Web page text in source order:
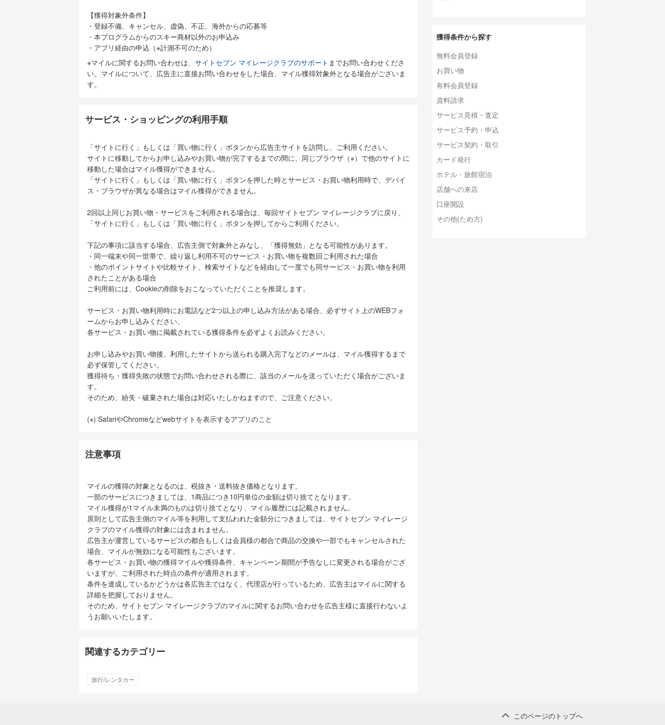
《安心・安全》
オンライン販売ながらコールセンターに経験豊富なオペレーターが在
籍。
営業時間中は電話対応可能です。
大雪による欠航や遅延などにも迅速に対応し、大手に劣らないサービス
を提供しています。
【獲得対象外条件】
・登録不備、キャンセル、虚偽、不正、海外からの応募等
・本プログラムからのスキー商材以外のお申込み
・アプリ経由の申込（※計測不可のため）
※マイルに関するお問い合わせは、 サイトセブン マイレージクラブのサポート までお問い合わせくださ
い。マイルについて、広告主に直接お問い合わせをした場合、マイル獲得対象外となる場合がございま
す。
サービス・ショッピングの利用手順
「サイトに行く」もしくは「買い物に行く」ボタンから広告主サイトを訪問し、ご利用ください。
サイトに移動してからお申し込みやお買い物が完了するまでの間に、同じブラウザ（※）で他のサイトに
移動した場合はマイル獲得ができません。
「サイトに行く」もしくは「買い物に行く」ボタンを押した時とサービス・お買い物利用時で、デバイ
ス・ブラウザが異なる場合はマイル獲得ができません。
2回以上同じお買い物・サービスをご利用される場合は、毎回サイトセブン マイレージクラブに戻り、
「サイトに行く」もしくは「買い物に行く」ボタンを押してからご利用ください。
下記の事項に該当する場合、広告主側で対象外とみなし、「獲得無効」となる可能性があります。
・同一端末や同一世帯で、繰り返し利用不可のサービス・お買い物を複数回ご利用された場合
・他のポイントサイトや比較サイト、検索サイトなどを経由して一度でも同サービス・お買い物を利用
されたことがある場合
ご利用前には、Cookieの削除をおこなっていただくことを推奨します。
サービス・お買い物利用時にお電話など2つ以上の申し込み方法がある場合、必ずサイト上のWEBフォ
ームからお申し込みください。
各サービス・お買い物に掲載されている獲得条件を必ずよくお読みください。
お申し込みやお買い物後、利用したサイトから送られる購入完了などのメールは、マイル獲得するまで
必ず保管してください。
獲得待ち・獲得失敗の状態でお問い合わせされる際に、該当のメールを送っていただく場合がございま
す。
そのため、紛失・破棄された場合は対応いたしかねますので、ご注意ください。
(※) SafariやChromeなどwebサイトを表示するアプリのこと
注意事項
マイルの獲得の対象となるのは、税抜き・送料抜き価格となります。
一部のサービスにつきましては、1商品につき10円単位の金額は切り捨てとなります。
マイル獲得が1マイル未満のものは切り捨てとなり、マイル履歴には記載されません。
原則として広告主側のマイル等を利用して支払われた金額分につきましては、サイトセブン マイレージ
クラブのマイル獲得の対象には含まれません。
広告主が運営しているサービスの都合もしくは会員様の都合で商品の交換や一部でもキャンセルされた
場合、マイルが無効になる可能性もございます。
各サービス・お買い物の獲得マイルや獲得条件、キャンペーン期間が予告なしに変更される場合がござ
いますが、ご利用された時点の条件が適用されます。
条件を達成しているかどうかは各広告主ではなく、代理店が行っているため、広告主はマイルに関する
詳細を把握しておりません。
そのため、サイトセブン マイレージクラブのマイルに関するお問い合わせを広告主様に直接行わないよ
うお願いいたします。
関連するカテゴリー
旅行/レンタカー
獲得条件から探す
無料会員登録
お買い物
有料会員登録
資料請求
サービス見積・査定
サービス予約・申込
サービス契約・取引
カード発行
ホテル・旅館宿泊
店舗への来店
口座開設
その他(ため方)
このページのトップへ